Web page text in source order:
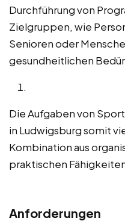
Durchführung von
Zielgruppen, wie
Senioren oder
gesundheitlichen
Die Aufgaben von
in Ludwigsburg somit
Kombination aus
praktischen
Anforderungen